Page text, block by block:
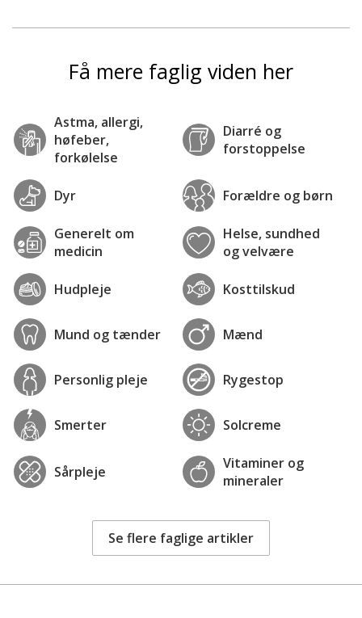
Få mere faglig viden her
Astma, allergi,
høfeber,
forkølelse
Diarré og
forstoppelse
Dyr Forældre og børn
Generelt om
medicin
Helse, sundhed
og velvære
Hudpleje Kosttilskud
Mund og tænder Mænd
Personlig pleje Rygestop
Smerter Solcreme
Sårpleje
Vitaminer og
mineraler
Se flere faglige artikler